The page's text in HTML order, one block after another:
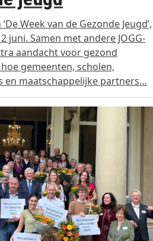
Week van de Gezonde Jeugd’,
juni. Samen met andere JOGG-
aandacht voor gezond
gemeenten, scholen,
en maatschappelijke partners…